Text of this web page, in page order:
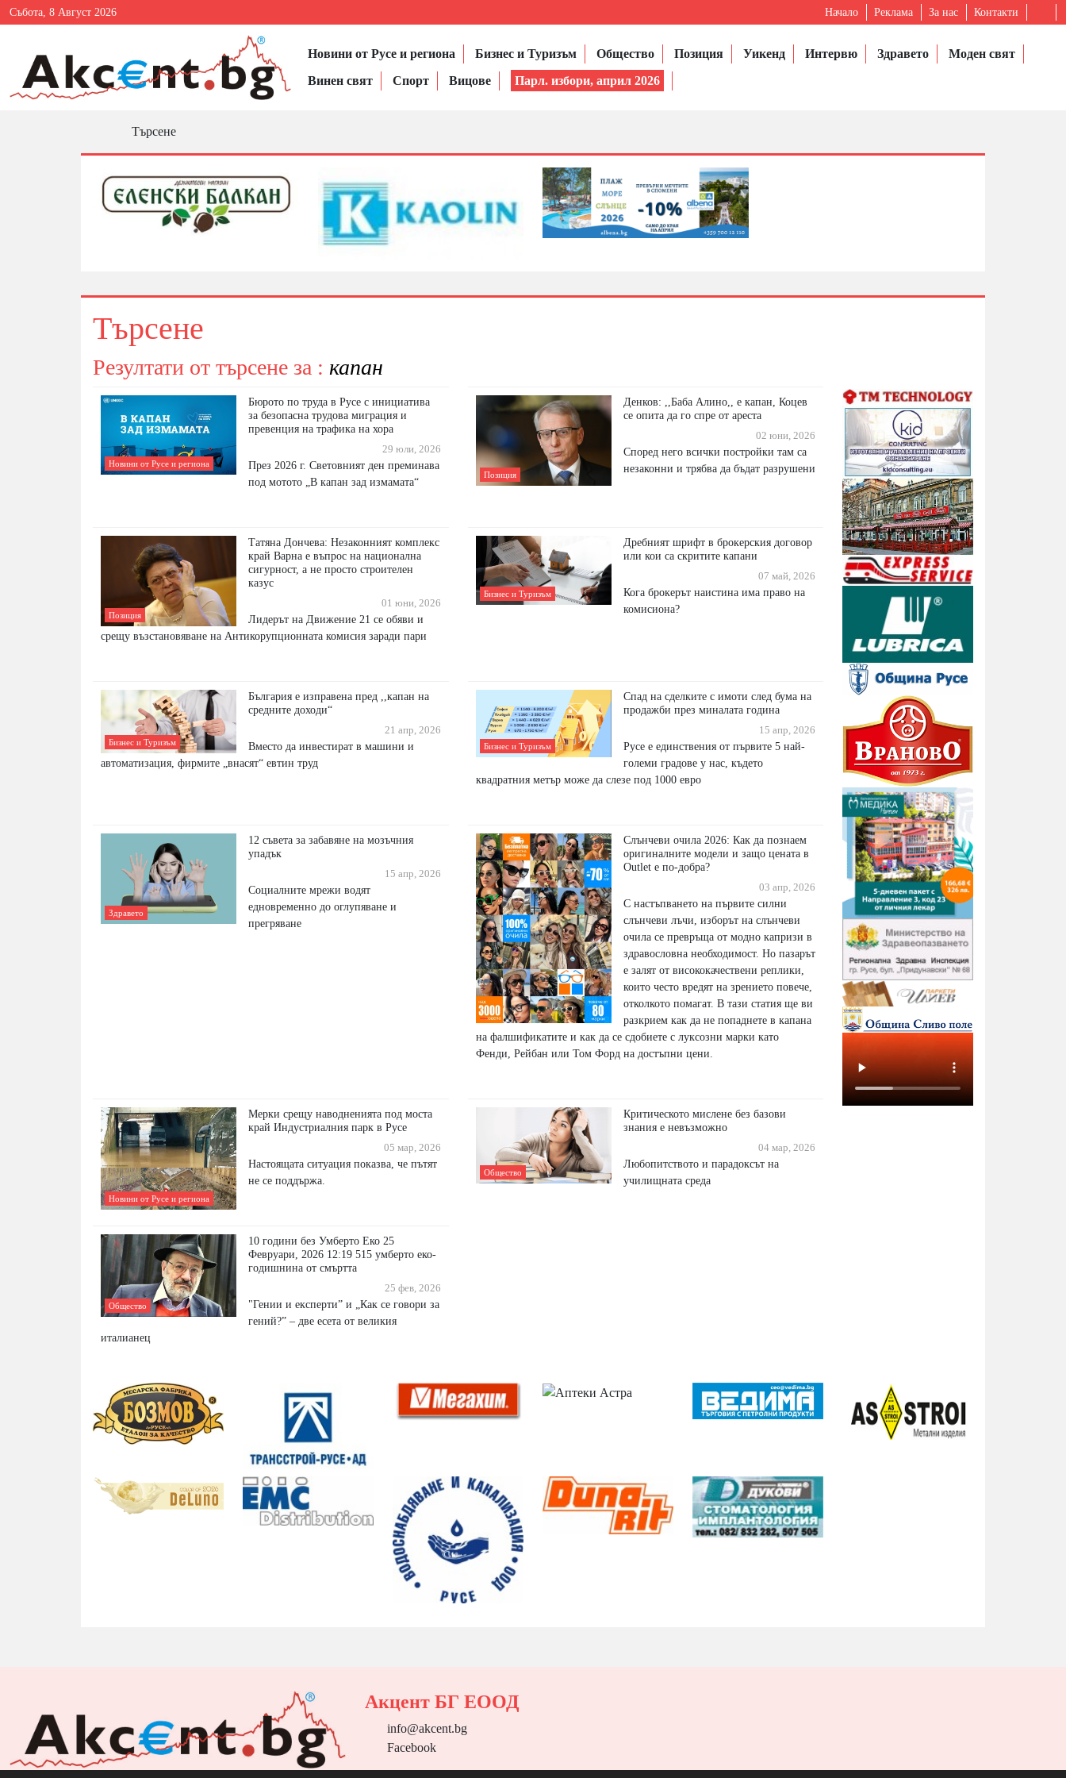
Събота, 8 Август 2026 Начало Реклама За нас Контакти
Новини от Русе и региона Бизнес и Туризъм Общество Позиция Уикенд Интервю Здравето
Моден свят
Винен свят
Спорт Вицове Парл. избори, април 2026
Търсене
Търсене
Резултати от търсене за : капан
Новини от Русе и региона
Бюрото по труда в Русе с инициатива
за безопасна трудова миграция и
превенция на трафика на хора
29 юли, 2026
През 2026 г. Световният ден преминава
под мотото „В капан зад измамата“
Позиция
Денков: ,,Баба Алино,, е капан, Коцев
се опита да го спре от ареста
02 юни, 2026
Според него всички постройки там са
незаконни и трябва да бъдат разрушени
Позиция
Татяна Дончева: Незаконният комплекс
край Варна е въпрос на национална
сигурност, а не просто строителен
казус
01 юни, 2026
Лидерът на Движение 21 се обяви и
срещу възстановяване на Антикорупционната комисия заради пари
Бизнес и Туризъм
Дребният шрифт в брокерския договор
или кои са скритите капани
07 май, 2026
Кога брокерът наистина има право на
комисиона?
Бизнес и Туризъм
България е изправена пред ,,капан на
средните доходи“
21 апр, 2026
Вместо да инвестират в машини и
автоматизация, фирмите „внасят“ евтин труд
Бизнес и Туризъм
Спад на сделките с имоти след бума на
продажби през миналата година
15 апр, 2026
Русе е единствения от първите 5 най-
големи градове у нас, където
квадратния метър може да слезе под 1000 евро
Здравето
12 съвета за забавяне на мозъчния
упадък
15 апр, 2026
Социалните мрежи водят
едновременно до оглупяване и
прегряване
Слънчеви очила 2026: Как да познаем
оригиналните модели и защо цената в
Outlet е по-добра?
03 апр, 2026
С настъпването на първите силни
слънчеви лъчи, изборът на слънчеви
очила се превръща от модно капризи в
здравословна необходимост. Но пазарът
е залят от висококачествени реплики,
които често вредят на зрението повече,
отколкото помагат. В тази статия ще ви
разкрием как да не попаднете в капана
на фалшификатите и как да се сдобиете с луксозни марки като
Фенди, Рейбан или Том Форд на достъпни цени.
Новини от Русе и региона
Мерки срещу наводненията под моста
край Индустриалния парк в Русе
05 мар, 2026
Настоящата ситуация показва, че пътят
не се поддържа.
Общество
Критическото мислене без базови
знания е невъзможно
04 мар, 2026
Любопитството и парадоксът на
училищната среда
Общество
10 години без Умберто Еко 25
Февруари, 2026 12:19 515 умберто еко-
годишнина от смъртта
25 фев, 2026
"Гении и експерти” и „Как се говори за
гений?” – две есета от великия
италианец
Акцент БГ ЕООД
info@akcent.bg
Facebook